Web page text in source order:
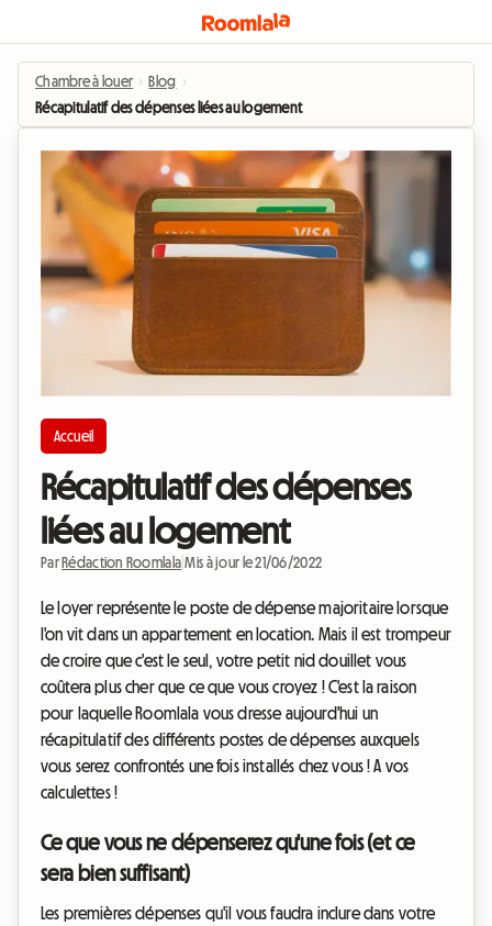
Chambre à louer › Blog ›
Récapitulatif des dépenses liées au logement
Accueil
Récapitulatif des dépenses
liées au logement
Par Rédaction Roomlala |Mis à jour le 21/06/2022
Le loyer représente le poste de dépense majoritaire lorsque
l'on vit dans un appartement en location. Mais il est trompeur
de croire que c'est le seul, votre petit nid douillet vous
coûtera plus cher que ce que vous croyez ! C'est la raison
pour laquelle Roomlala vous dresse aujourd'hui un
récapitulatif des différents postes de dépenses auxquels
vous serez confrontés une fois installés chez vous ! A vos
calculettes !
Ce que vous ne dépenserez qu'une fois (et ce
sera bien suffisant)
Les premières dépenses qu'il vous faudra inclure dans votre